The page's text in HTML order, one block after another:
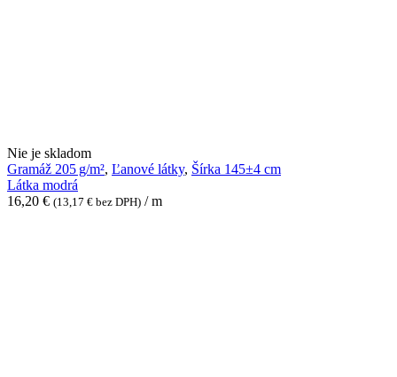
Látka
modrá
Nie je skladom
Gramáž 205 g/m², Ľanové látky, Šírka 145±4 cm
Látka modrá
16,20 € (13,17 € bez DPH) / m